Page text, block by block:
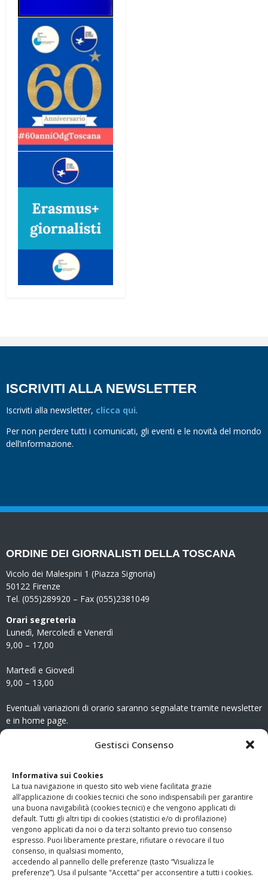
Gestisci Consenso
Informativa sui Cookies
La tua navigazione in questo sito web viene facilitata grazie
all’applicazione di cookies tecnici che sono indispensabili per garantire
una buona navigabilità (cookies tecnici) e che vengono applicati di
default. Tutti gli altri tipi di cookies (statistici e/o di profilazione)
vengono applicati da noi o da terzi soltanto previo tuo consenso
espresso. Puoi liberamente prestare, rifiutare o revocare il tuo
consenso, in qualsiasi momento,
accedendo al pannello delle preferenze (tasto “Visualizza le
preferenze”). Usa il pulsante "Accetta” per acconsentire a tutti i cookies.
ISCRIVITI ALLA NEWSLETTER
Iscriviti alla newsletter, clicca qui.
Per non perdere tutti i comunicati, gli eventi e le novità del mondo
dell’informazione.
ORDINE DEI GIORNALISTI DELLA TOSCANA
Vicolo dei Malespini 1 (Piazza Signoria)
50122 Firenze
Tel. (055)289920 – Fax (055)2381049
Orari segreteria
Lunedì, Mercoledì e Venerdì
9,00 – 17,00
Martedì e Giovedì
9,00 – 13,00
Eventuali variazioni di orario saranno segnalate tramite newsletter
e in home page.
www.odg.toscana.it – testata registrata presso il Tribunale di
Firenze al nr. 5208 dell’ 08.10.2002. Direttore responsabile:
Giampaolo Marchini – C.F. 80005790482
LINK UTILI
PagoPA